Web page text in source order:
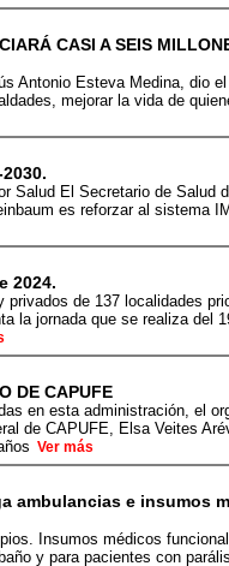
CASI A SEIS
Antonio Esteva Medina, dio el
mejorar la vida de
Salud El Secretario de Salud
es reforzar al sistema
2024.
de 137 localidades
la jornada que se realiza del
DE CAPUFE
en esta administración, el
de CAPUFE, Elsa Veites
Ver más
ambulancias e insumos
Insumos médicos
y para pacientes con